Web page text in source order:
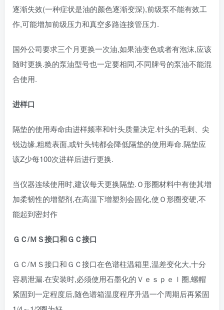
逐渐失效(一种症状是油的颜色逐渐变深),前级泵不能有效工
作,可能增加前级压力和真空多路连接管压力.
国外公司要求三个月更换一次油,如果油变色或者有泡沫,应该
随时更换.换的泵油型号也一定要相同,不同牌号的泵油不能混
合使用.
进样口
隔垫的使用寿命由进样频率和针头质量决定.针头的毛刺、尖
锐边缘,粗糙表面,或针头钝都会降低隔垫的使用寿命.隔垫应
该Z少每100次进样后进行更换.
当仪器连续使用时,建议每天更换隔垫.Ｏ形圈材料中有使其增
加柔韧性的增塑剂,在高温下增塑剂会固化,使Ｏ形圈变硬,不
能起到密封作
ＧＣ/ＭＳ接口和ＧＣ接口
ＧＣ/ＭＳ接口和ＧＣ接口在色谱柱温箱里,温差变化大,十分
容易泄漏.在安装时,必须使用石墨化的Ｖｅｓｐｅｌ圈,螺帽
紧固到一定程度后,随色谱箱温度程序升温一个周期后再紧固